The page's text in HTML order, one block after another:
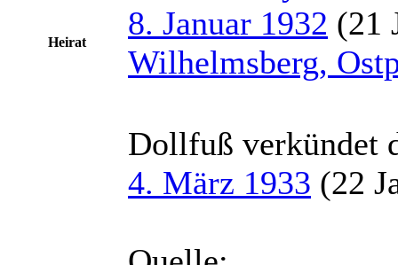
Heirat
8. Januar 1932 (21
Wilhelmsberg,
Dollfuß verkündet
4. März 1933 (22